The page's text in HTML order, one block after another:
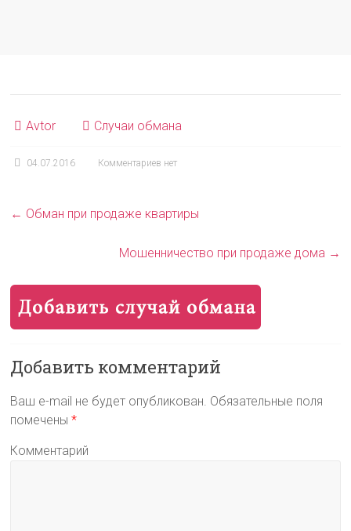
Avtor Случаи обмана
04.07.2016 Комментариев нет
← Обман при продаже квартиры
Мошенничество при продаже дома →
Добавить комментарий
Ваш e-mail не будет опубликован. Обязательные поля
помечены*
Комментарий